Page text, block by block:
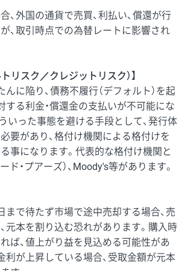
、外国の通貨で売買、利払い、償還が行
、取引時点での為替レートに影響され
リスク／クレジットリスク）】
に陥り、債務不履行（デフォルト）を起
する利金・償還金の支払いが不可能にな
いった事態を避ける手段として、発行体
要があり、格付け機関による格付けを
事になります。代表的な格付け機関と
ド・プアーズ）、Moody's等があります。
まで待たず市場で途中売却する場合、売
元本を割り込む恐れがあります。購入時
ば、値上がり益を見込める可能性があ
利が上昇している場合、受取金額が元本